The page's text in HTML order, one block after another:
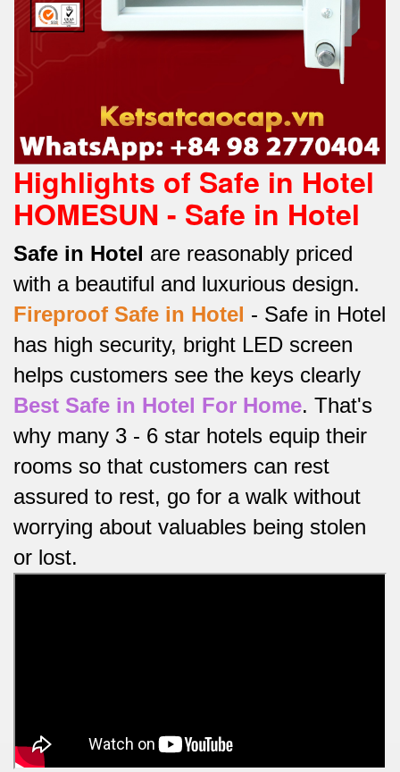
Highlights of Safe in Hotel
HOMESUN - Safe in Hotel
Safe in Hotel are reasonably priced
with a beautiful and luxurious design.
Fireproof Safe in Hotel - Safe in Hotel
has high security, bright LED screen
helps customers see the keys clearly
Best Safe in Hotel For Home. That's
why many 3 - 6 star hotels equip their
rooms so that customers can rest
assured to rest, go for a walk without
worrying about valuables being stolen
or lost.